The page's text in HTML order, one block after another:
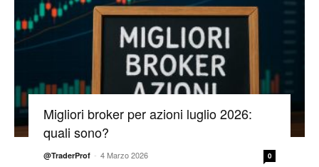
Migliori broker per azioni luglio 2026:
quali sono?
@TraderProf - 4 Marzo 2026 0